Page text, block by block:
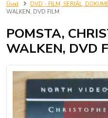
Úvod DVD - FILM, SERIÁL,
WALKEN, DVD FILM
POMSTA,
WALKEN, DVD